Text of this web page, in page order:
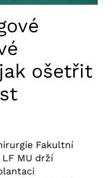
ošetřit
Fakultní
LF MU drží